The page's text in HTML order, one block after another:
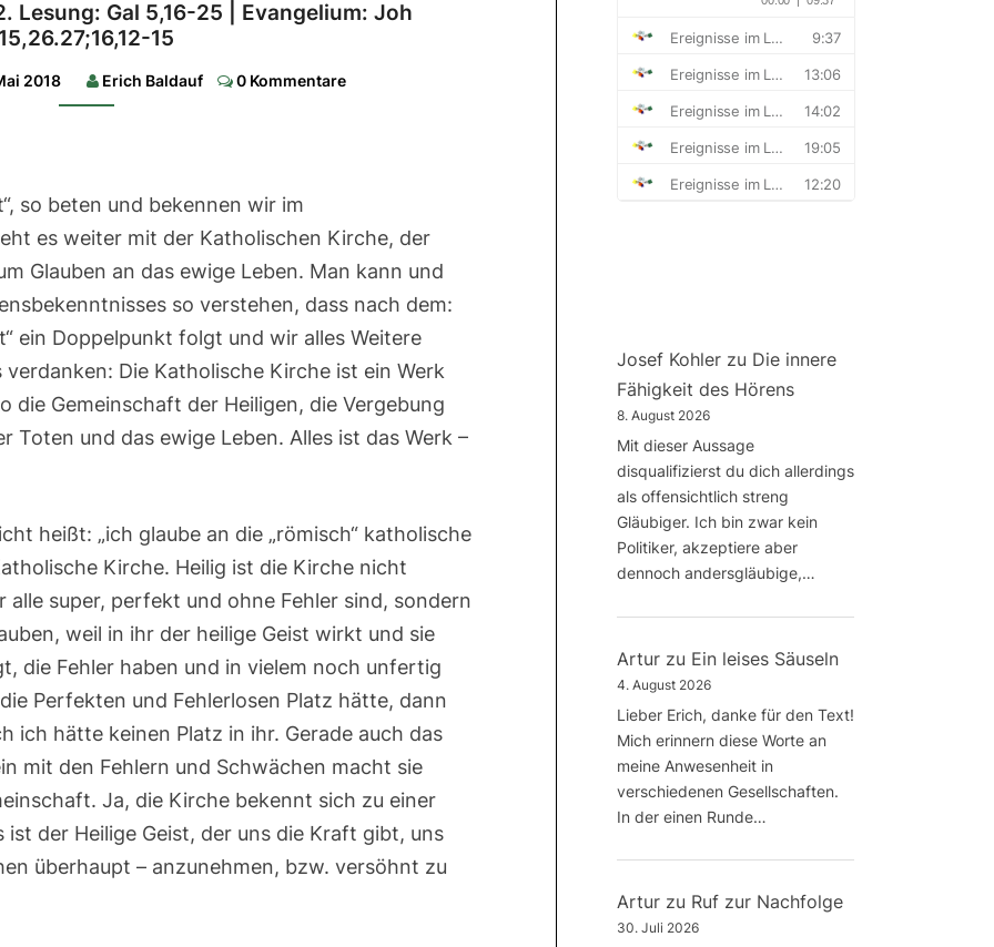
Lesung:
Apg
2,1-
|
Evangelium:
15,26.27;16,12-
Lesung: Gal 5,16-25 | Evangelium: Joh
15
2018 Erich Baldauf Comments
0 Kommentare
so beten und bekennen wir im
es weiter mit der Katholischen Kirche, der
Glauben an das ewige Leben. Man kann und
so verstehen, dass nach dem:
ein Doppelpunkt folgt und wir alles Weitere
Die Katholische Kirche ist ein Werk
die Gemeinschaft der Heiligen, die Vergebung
Toten und das ewige Leben. Alles ist das Werk –
heißt: „ich glaube an die „römisch“ katholische
Kirche. Heilig ist die Kirche nicht
alle super, perfekt und ohne Fehler sind, sondern
weil in ihr der heilige Geist wirkt und sie
die Fehler haben und in vielem noch unfertig
Perfekten und Fehlerlosen Platz hätte, dann
ich hätte keinen Platz in ihr. Gerade auch das
mit den Fehlern und Schwächen macht sie
Ja, die Kirche bekennt sich zu einer
der Heilige Geist, der uns die Kraft gibt, uns
überhaupt – anzunehmen, bzw. versöhnt zu
Josef Kohlerzu Die innere
Fähigkeit des Hörens
8. August 2026
Mit dieser Aussage
disqualifizierst du dich allerdings
als offensichtlich streng
Gläubiger. Ich bin zwar kein
Politiker, akzeptiere aber
dennoch andersgläubige,…
Arturzu Ein leises Säuseln
4. August 2026
Lieber Erich, danke für den Text!
Mich erinnern diese Worte an
meine Anwesenheit in
verschiedenen Gesellschaften.
In der einen Runde…
Arturzu Ruf zur Nachfolge
30. Juli 2026